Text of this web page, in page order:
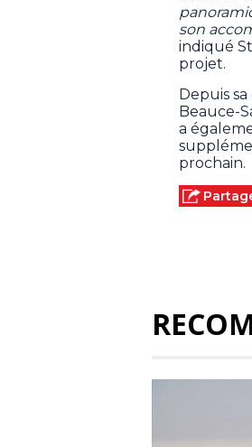
son
indiqué
projet.
Depuis
Beauce-
a
prochain.